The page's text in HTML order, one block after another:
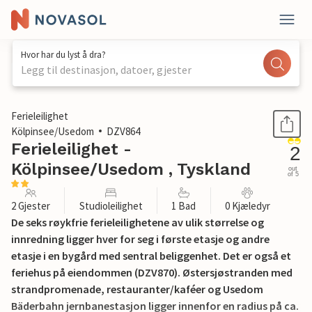
Hvor har du lyst å dra?
Legg til destinasjon, datoer, gjester
1 / 15
Ferieleilighet
Kölpinsee/Usedom
DZV864
Ferieleilighet -
Kölpinsee/Usedom , Tyskland
2
out
of 5
2 Gjester Studioleilighet 1 Bad 0 Kjæledyr
De seks røykfrie ferieleilighetene av ulik størrelse og
innredning ligger hver for seg i første etasje og andre
etasje i en bygård med sentral beliggenhet. Det er også et
feriehus på eiendommen (DZV870). Østersjøstranden med
strandpromenade, restauranter/kaféer og Usedom
Bäderbahn jernbanestasjon ligger innenfor en radius på ca.